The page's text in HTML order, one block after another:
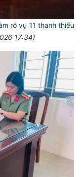
rõ vụ 11 thanh thiếu
17:34)